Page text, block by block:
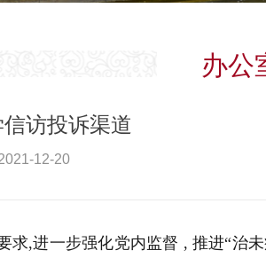
办公
访投诉渠道
12-20
求,进一步强化党内监督 , 推进“治